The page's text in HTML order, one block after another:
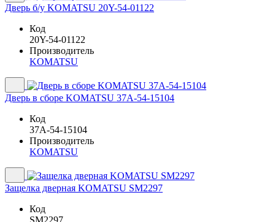
Дверь б/у KOMATSU 20Y-54-01122
Код
20Y-54-01122
Производитель
KOMATSU
Дверь в сборе KOMATSU 37A-54-15104
Код
37A-54-15104
Производитель
KOMATSU
Защелка дверная KOMATSU SM2297
Код
SM2297